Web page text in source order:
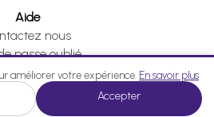
Aide
nous
passe oublié
me rétracte
Je me rétracte
améliorer votre expérience. En savoir plus
Accepter